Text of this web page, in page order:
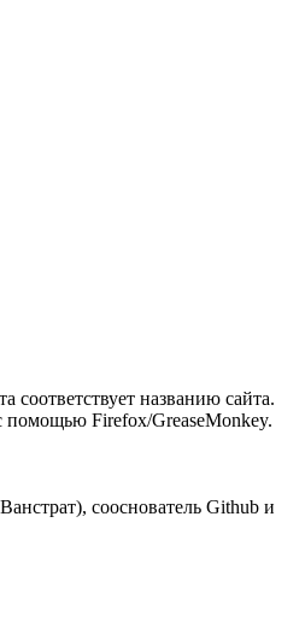
соответствует названию сайта.
помощью Firefox/GreaseMonkey.
сооснователь Github и